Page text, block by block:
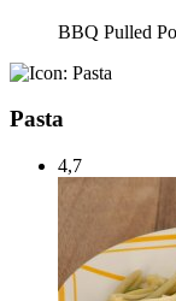
BBQ Pulled
Pasta
4,7